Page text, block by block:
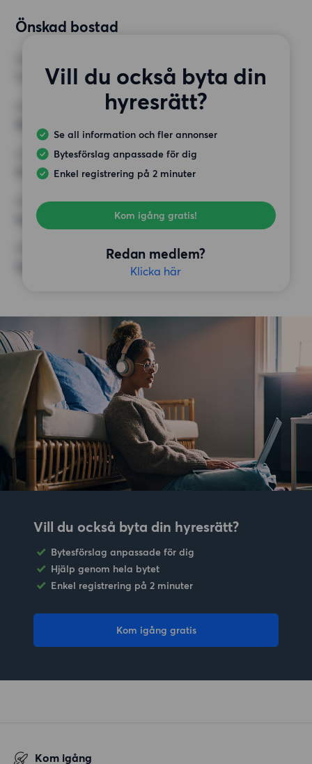
Önskad bostad
Vill du också byta din
hyresrätt?
Se all information och fler annonser
Bytesförslag anpassade för dig
Enkel registrering på 2 minuter
Kom igång gratis!
Redan medlem?
Klicka här
MINST ANTAL KVADRATMETER
HÖGSTA HYRA
12 500 kr
Inga speciella krav
ÖVRIGA PREFERENSER
Inga speciella preferenser
Vill du också byta din hyresrätt?
Bytesförslag anpassade för dig
Hjälp genom hela bytet
Enkel registrering på 2 minuter
Kom igång gratis
Kom igång